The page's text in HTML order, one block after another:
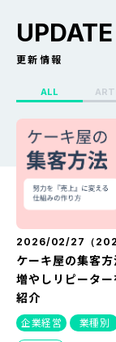
を解除する方法
原因や改善方法と
UPDATE
更新情報
ALL
2026/02/27（
ケーキ屋の集客
増やしリピータ
紹介
企業経営
業種別